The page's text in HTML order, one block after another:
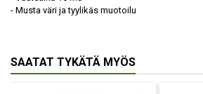
- Musta väri ja tyylikäs muotoilu
SAATAT TYKÄTÄ MYÖS